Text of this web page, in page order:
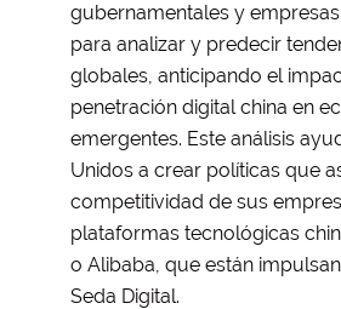
gubernamentales y
para analizar y predecir
globales, anticipando el
penetración digital china en
emergentes. Este análisis
Unidos a crear políticas que
competitividad de sus
plataformas tecnológicas
o Alibaba, que están
Seda Digital.